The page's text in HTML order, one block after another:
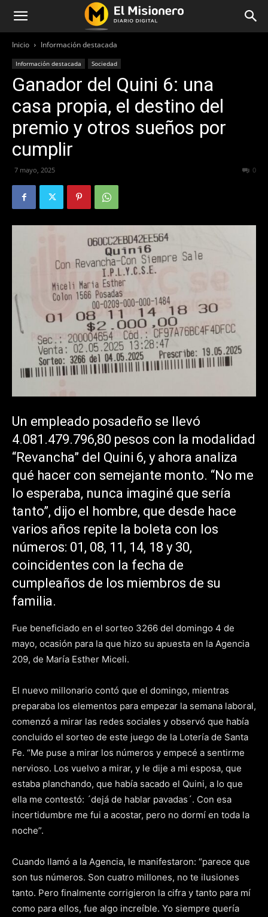
Inicio Información destacada
Información destacada Sociedad
Ganador del Quini 6: una
casa propia, el destino del
premio y otros sueños por
cumplir
7 mayo, 2025 0
Un empleado posadeño se llevó
4.081.479.796,80 pesos con la modalidad
“Revancha” del Quini 6, y ahora analiza
qué hacer con semejante monto. “No me
lo esperaba, nunca imaginé que sería
tanto”, dijo el hombre, que desde hace
varios años repite la boleta con los
números: 01, 08, 11, 14, 18 y 30,
coincidentes con la fecha de
cumpleaños de los miembros de su
familia.
Fue beneficiado en el sorteo 3266 del domingo 4 de
mayo, ocasión para la que hizo su apuesta en la Agencia
209, de María Esther Miceli.
El nuevo millonario contó que el domingo, mientras
preparaba los elementos para empezar la semana laboral,
comenzó a mirar las redes sociales y observó que había
concluido el sorteo de este juego de la Lotería de Santa
Fe. “Me puse a mirar los números y empecé a sentirme
nervioso. Los vuelvo a mirar, y le dije a mi esposa, que
estaba planchando, que había sacado el Quini, a lo que
ella me contestó: ´dejá de hablar pavadas´. Con esa
incertidumbre me fui a acostar, pero no dormí en toda la
noche”.
Cuando llamó a la Agencia, le manifestaron: “parece que
son tus números. Son cuatro millones, no te ilusiones
tanto. Pero finalmente corrigieron la cifra y tanto para mí
como para ellos, fue algo increíble. Yo siempre quería